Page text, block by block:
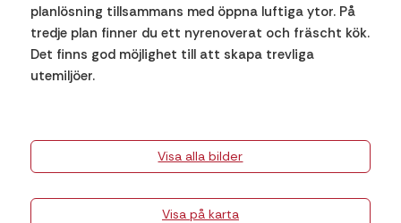
planlösning tillsammans med öppna luftiga ytor. På
tredje plan finner du ett nyrenoverat och fräscht kök.
Det finns god möjlighet till att skapa trevliga
utemiljöer.
Visa alla bilder
Visa på karta